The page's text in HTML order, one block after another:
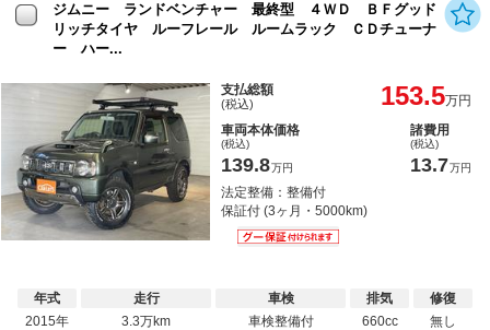
ジムニー ランドベンチャー 最終型 ４ＷＤ ＢＦグッド
リッチタイヤ ルーフレール ルームラック ＣＤチューナ
ー ハー...
支払総額
(税込) 153.5万円
車両本体価格
(税込)
139.8万円
諸費用
(税込)
13.7万円
法定整備：整備付
保証付 (3ヶ月・5000km)
年式
2015年
走行
3.3万km
車検
車検整備付
排気
660cc
修復
無し